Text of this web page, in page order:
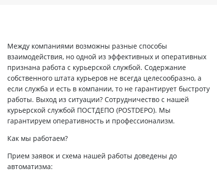
Между компаниями возможны разные способы
взаимодействия, но одной из эффективных и оперативных
признана работа с курьерской службой. Содержание
собственного штата курьеров не всегда целесообразно, а
если служба и есть в компании, то не гарантирует быстроту
работы. Выход из ситуации? Сотрудничество с нашей
курьерской службой ПОСТДЕПО (POSTDEPO). Мы
гарантируем оперативность и профессионализм.
Как мы работаем?
Прием заявок и схема нашей работы доведены до
автоматизма: